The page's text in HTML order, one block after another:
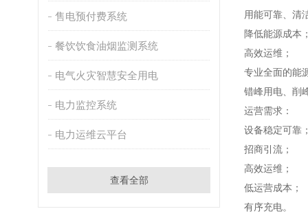
售电预付费系统
餐饮饮食油烟监测系统
电气火灾智慧安全用电
电力监控系统
电力运维云平台
查看全部
用能可靠、清
降低能源成本
高效运维；
专业全面的能
错峰用电、削
运营需求：
设备稳定可靠
招商引流；
高效运维；
低运营成本；
有序充电。